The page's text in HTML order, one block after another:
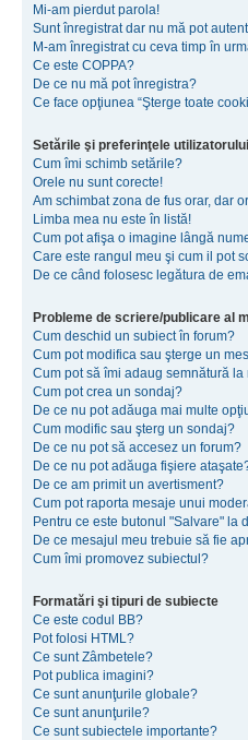
Mi-am pierdut parola!
Sunt înregistrat dar nu mă pot
M-am înregistrat cu ceva timp în
Ce este COPPA?
De ce nu mă pot înregistra?
Ce face opţiunea “Şterge toate
Setările şi preferinţele utilizatorului
Cum îmi schimb setările?
Orele nu sunt corecte!
Am schimbat zona de fus orar, dar
Limba mea nu este în listă!
Cum pot afişa o imagine lângă
Care este rangul meu şi cum il pot
De ce când folosesc legătura de
Probleme de scriere/publicare al
Cum deschid un subiect în forum?
Cum pot modifica sau şterge un
Cum pot să îmi adaug semnătură la
Cum pot crea un sondaj?
De ce nu pot adăuga mai multe
Cum modific sau şterg un sondaj?
De ce nu pot să accesez un forum?
De ce nu pot adăuga fişiere
De ce am primit un avertisment?
Cum pot raporta mesaje unui
Pentru ce este butonul "Salvare" la
De ce mesajul meu trebuie să fie
Cum îmi promovez subiectul?
Formatări şi tipuri de subiecte
Ce este codul BB?
Pot folosi HTML?
Ce sunt Zâmbetele?
Pot publica imagini?
Ce sunt anunţurile globale?
Ce sunt anunţurile?
Ce sunt subiectele importante?